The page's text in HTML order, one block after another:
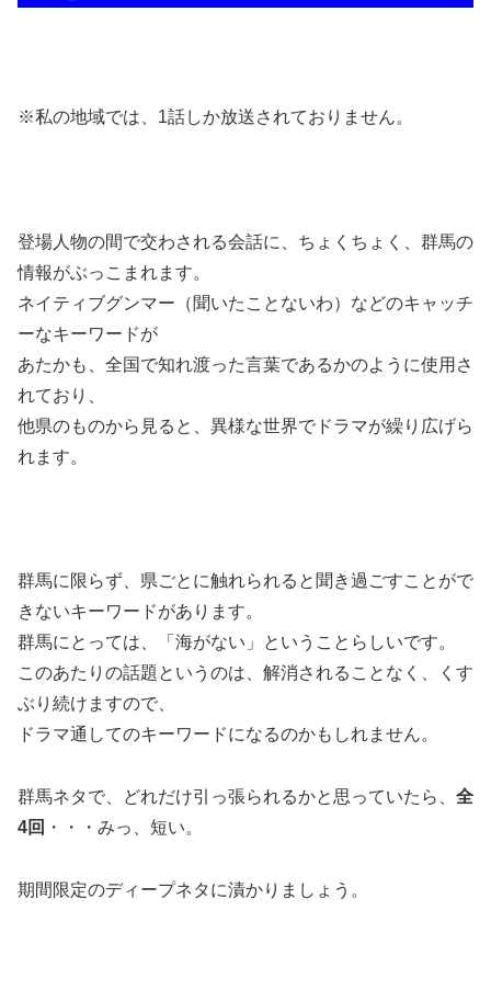
※私の地域では、1話しか放送されておりません。
登場人物の間で交わされる会話に、ちょくちょく、群馬の
情報がぶっこまれます。
ネイティブグンマー（聞いたことないわ）などのキャッチ
ーなキーワードが
あたかも、全国で知れ渡った言葉であるかのように使用さ
れており、
他県のものから見ると、異様な世界でドラマが繰り広げら
れます。
群馬に限らず、県ごとに触れられると聞き過ごすことがで
きないキーワードがあります。
群馬にとっては、「海がない」ということらしいです。
このあたりの話題というのは、解消されることなく、くす
ぶり続けますので、
ドラマ通してのキーワードになるのかもしれません。
群馬ネタで、どれだけ引っ張られるかと思っていたら、 全
4回 ・・・みっ、短い。
期間限定のディープネタに漬かりましょう。